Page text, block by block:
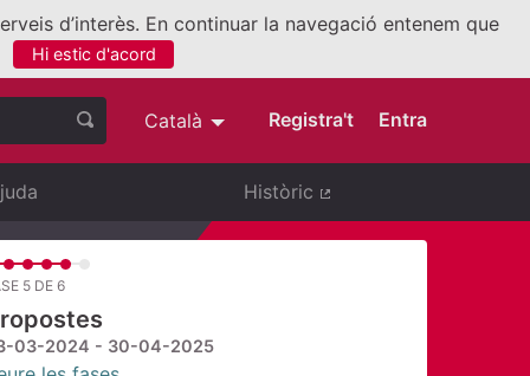
d’interès. En continuar la navegació entenem que
extern)
Hi estic d'acord
Català Triar la llengua Elegir el idioma
Registra't Entra
Històric
5 DE 6
03-2024 - 30-04-2025